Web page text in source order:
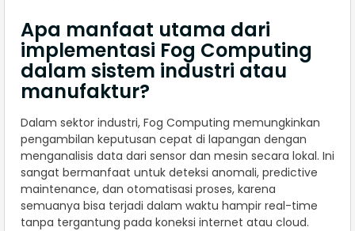
Apa manfaat utama dari
implementasi Fog Computing
dalam sistem industri atau
manufaktur?
Dalam sektor industri, Fog Computing memungkinkan
pengambilan keputusan cepat di lapangan dengan
menganalisis data dari sensor dan mesin secara lokal. Ini
sangat bermanfaat untuk deteksi anomali, predictive
maintenance, dan otomatisasi proses, karena
semuanya bisa terjadi dalam waktu hampir real-time
tanpa tergantung pada koneksi internet atau cloud.